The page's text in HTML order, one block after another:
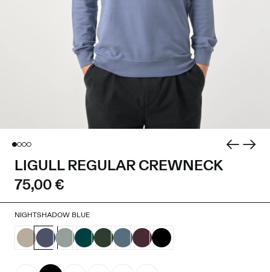
LIGULL REGULAR CREWNECK
75,00 €
NIGHTSHADOW BLUE